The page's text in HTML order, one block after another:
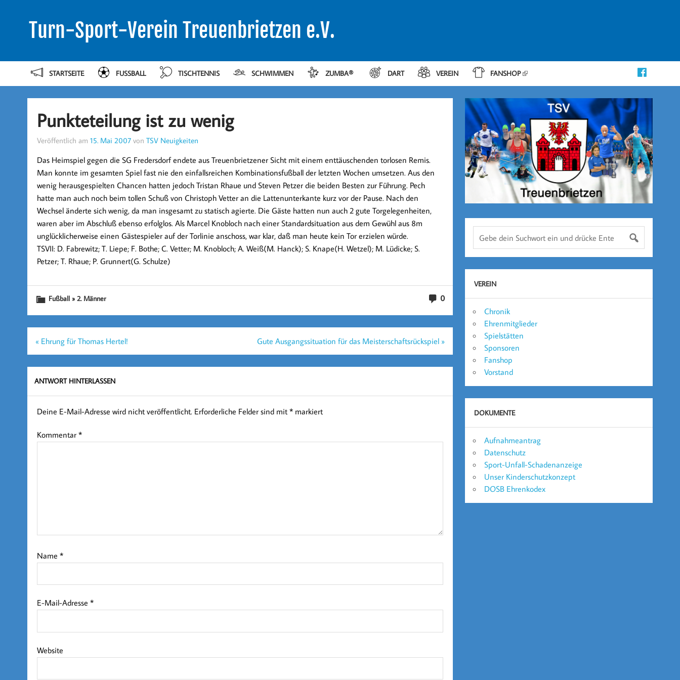
Turn-Sport-Verein Treuenbrietzen e.V.
STARTSEITE FUSSBALL TISCHTENNIS SCHWIMMEN ZUMBA® DART VEREIN FANSHOP
Punkteteilung ist zu wenig
Veröffentlich am 15. Mai 2007von TSV Neuigkeiten
Das Heimspiel gegen die SG Fredersdorf endete aus Treuenbrietzener Sicht mit einem enttäuschenden torlosen Remis.
Man konnte im gesamten Spiel fast nie den einfallsreichen Kombinationsfußball der letzten Wochen umsetzen. Aus den
wenig herausgespielten Chancen hatten jedoch Tristan Rhaue und Steven Petzer die beiden Besten zur Führung. Pech
hatte man auch noch beim tollen Schuß von Christoph Vetter an die Lattenunterkante kurz vor der Pause. Nach den
Wechsel änderte sich wenig, da man insgesamt zu statisch agierte. Die Gäste hatten nun auch 2 gute Torgelegenheiten,
waren aber im Abschluß ebenso erfolglos. Als Marcel Knobloch nach einer Standardsituation aus dem Gewühl aus 8m
unglücklicherweise einen Gästespieler auf der Torlinie anschoss, war klar, daß man heute kein Tor erzielen würde.
TSVII: D. Fabrewitz; T. Liepe; F. Bothe; C. Vetter; M. Knobloch; A. Weiß(M. Hanck); S. Knape(H. Wetzel); M. Lüdicke; S.
Petzer; T. Rhaue; P. Grunnert(G. Schulze)
0
Fußball » 2. Männer
Beitragsnavigation
« Ehrung für Thomas Hertel! Gute Ausgangssituation für das Meisterschaftsrückspiel »
ANTWORT HINTERLASSEN
Deine E-Mail-Adresse wird nicht veröffentlicht. Erforderliche Felder sind mit *markiert
Kommentar *
Name *
E-Mail-Adresse *
Website
VEREIN
Chronik
Ehrenmitglieder
Spielstätten
Sponsoren
Fanshop
Vorstand
DOKUMENTE
Aufnahmeantrag
Datenschutz
Sport-Unfall-Schadenanzeige
Unser Kinderschutzkonzept
DOSB Ehrenkodex